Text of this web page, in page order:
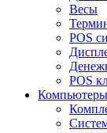
Весы
POS
POS